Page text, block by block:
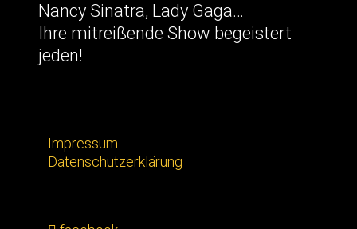
Nancy Sinatra, Lady Gaga…
Ihre mitreißende Show begeistert
jeden!
Impressum
Datenschutzerklärung